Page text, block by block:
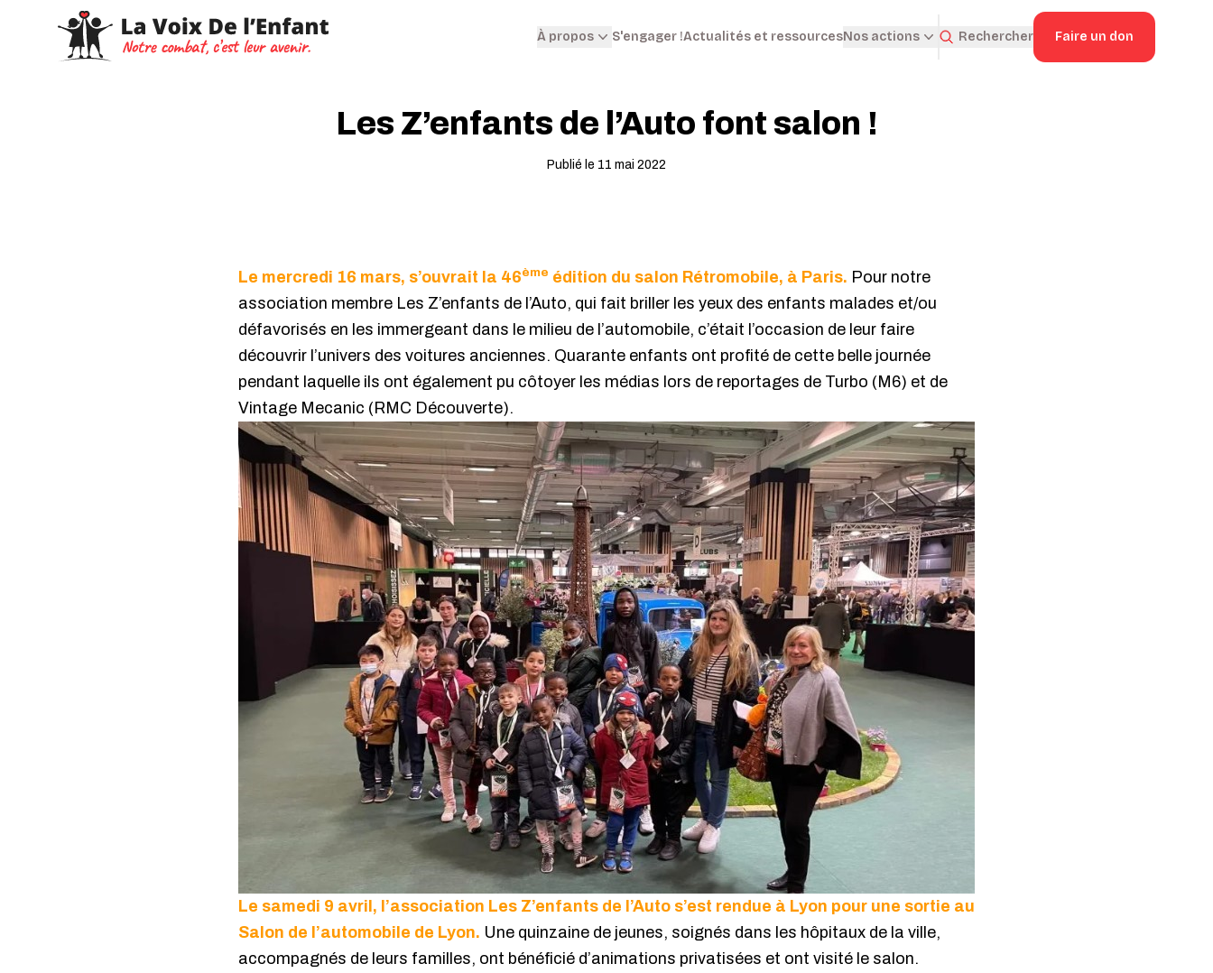
À propos S'engager !Actualités et ressourcesNos actions Rechercher Faire un don
Les Z’enfants de l’Auto font salon !
Publié le 11 mai 2022
Le mercredi 16 mars, s’ouvrait la 46ème édition du salon Rétromobile, à Paris. Pour notre
association membre Les Z’enfants de l’Auto, qui fait briller les yeux des enfants malades et/ou
défavorisés en les immergeant dans le milieu de l’automobile, c’était l’occasion de leur faire
découvrir l’univers des voitures anciennes. Quarante enfants ont profité de cette belle journée
pendant laquelle ils ont également pu côtoyer les médias lors de reportages de Turbo (M6) et de
Vintage Mecanic (RMC Découverte).
Le samedi 9 avril, l’association Les Z’enfants de l’Auto s’est rendue à Lyon pour une sortie au
Salon de l’automobile de Lyon. Une quinzaine de jeunes, soignés dans les hôpitaux de la ville,
accompagnés de leurs familles, ont bénéficié d’animations privatisées et ont visité le salon.